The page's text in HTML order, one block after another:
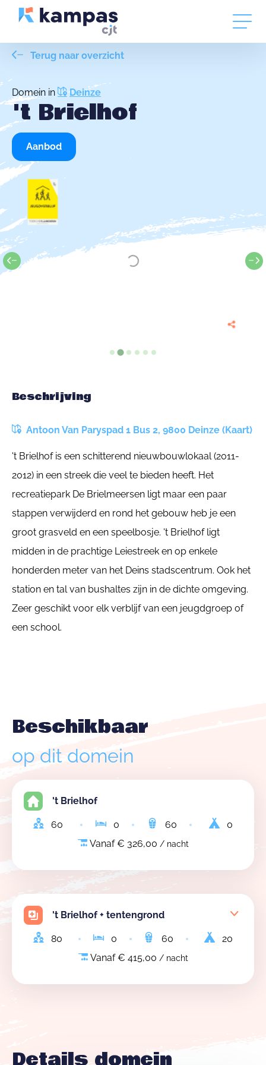
Terug naar overzicht
Domein in Deinze
't Brielhof
Aanbod
Beschrijving
Antoon Van Paryspad 1 Bus 2, 9800 Deinze (Kaart)
't Brielhof is een schitterend nieuwbouwlokaal (2011-
2012) in een streek die veel te bieden heeft. Het
recreatiepark De Brielmeersen ligt maar een paar
stappen verwijderd en rond het gebouw heb je een
groot grasveld en een speelbosje. 't Brielhof ligt
midden in de prachtige Leiestreek en op enkele
honderden meter van het Deins stadscentrum. Ook het
station en tal van bushaltes zijn in de dichte omgeving.
Zeer geschikt voor elk verblijf van een jeugdgroep of
een school.
Beschikbaar
op dit domein
't Brielhof
60 0 60
0
Vanaf € 326,00 / nacht
't Brielhof + tentengrond
80 0 60
20
Vanaf € 415,00 / nacht